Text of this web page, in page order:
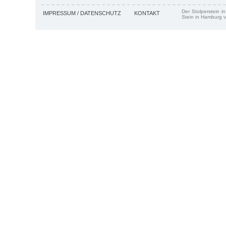
IMPRESSUM / DATENSCHUTZ KONTAKT
Der Stolperstein
Stein in Hamburg